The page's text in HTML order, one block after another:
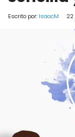
Escrito por: IsaacM 22